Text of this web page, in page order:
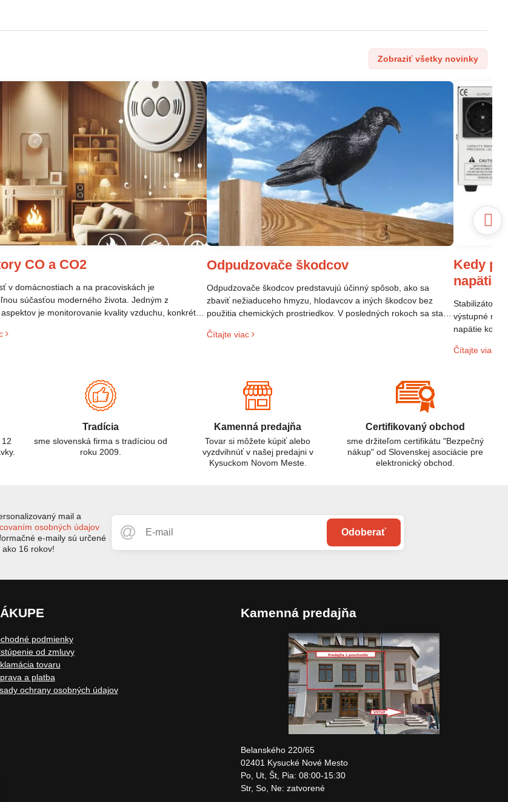
CO a CO2
v domácnostiach a na pracoviskách je
súčasťou moderného života. Jedným z
je monitorovanie kvality vzduchu, konkrétne
(CO) a oxid uhličitý (CO₂). Aj keď ich názvy
Odpudzovače škodcov
Odpudzovače škodcov predstavujú účinný spôsob, ako sa
zbaviť nežiaduceho hmyzu, hlodavcov a iných škodcov bez
použitia chemických prostriedkov. V posledných rokoch sa stali
prostrediu.
Čítajte viac
Kedy
napätia
Stabilizátor
výstupné
napätie
sieti. Ak
Čítajte viac
Zobraziť všetky novinky
Tradícia
sme slovenská firma s tradíciou od
roku 2009.
Kamenná predajňa
Tovar si môžete kúpiť alebo
vyzdvihnúť v našej predajni v
Kysuckom Novom Meste.
Certifikovaný obchod
sme držiteľom certifikátu "Bezpečný
nákup" od Slovenskej asociácie pre
elektronický obchod.
Odoberať
mail a
osobných údajov
e-maily sú určené
16 rokov!
podmienky
od zmluvy
tovaru
a platba
ochrany osobných údajov
Kamenná predajňa
Belanského 220/65
02401 Kysucké Nové Mesto
Po, Ut, Št, Pia: 08:00-15:30
Str, So, Ne: zatvorené